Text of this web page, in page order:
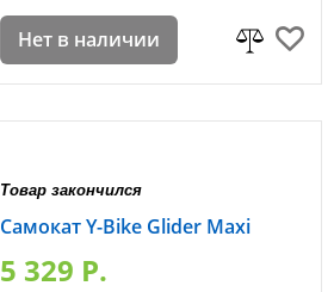
Нет в наличии
Товар закончился
Самокат Y-Bike Glider Maxi
5 329 P.